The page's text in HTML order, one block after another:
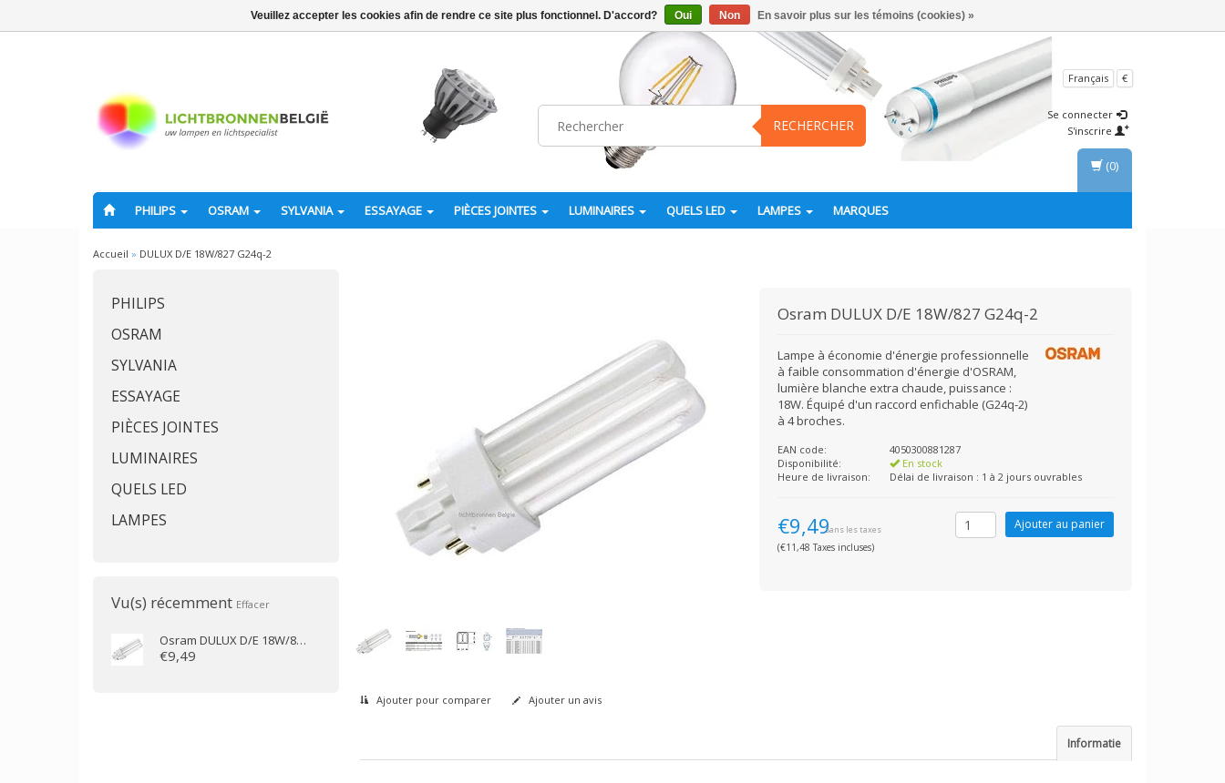
RECHERCHER
Français €
Se connecter
S'inscrire
PHILIPS OSRAM SYLVANIA ESSAYAGE PIÈCES JOINTES LUMINAIRES QUELS LED LAMPES MARQUES
(0)
Accueil » DULUX D/E 18W/827 G24q-2
PHILIPS
OSRAM
SYLVANIA
ESSAYAGE
PIÈCES JOINTES
LUMINAIRES
QUELS LED
LAMPES
Vu(s) récemment Effacer
Osram DULUX D/E 18W/827 G24q-2
€9,49
Osram DULUX D/E 18W/827 G24q-2
Lampe à économie d'énergie professionnelle
à faible consommation d'énergie d'OSRAM,
lumière blanche extra chaude, puissance :
18W. Équipé d'un raccord enfichable (G24q-2)
à 4 broches.
EAN code:
4050300881287
Disponibilité:
En stock
Heure de livraison:
Délai de livraison : 1 à 2 jours ouvrables
€9,49Sans les taxes
(€11,48 Taxes incluses)
Ajouter pour comparer Ajouter un avis
Informatie
Veuillez accepter les cookies afin de rendre ce site plus fonctionnel. D'accord? Oui Non En savoir plus sur les témoins (cookies) »